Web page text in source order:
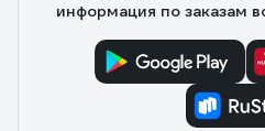
информация по заказам